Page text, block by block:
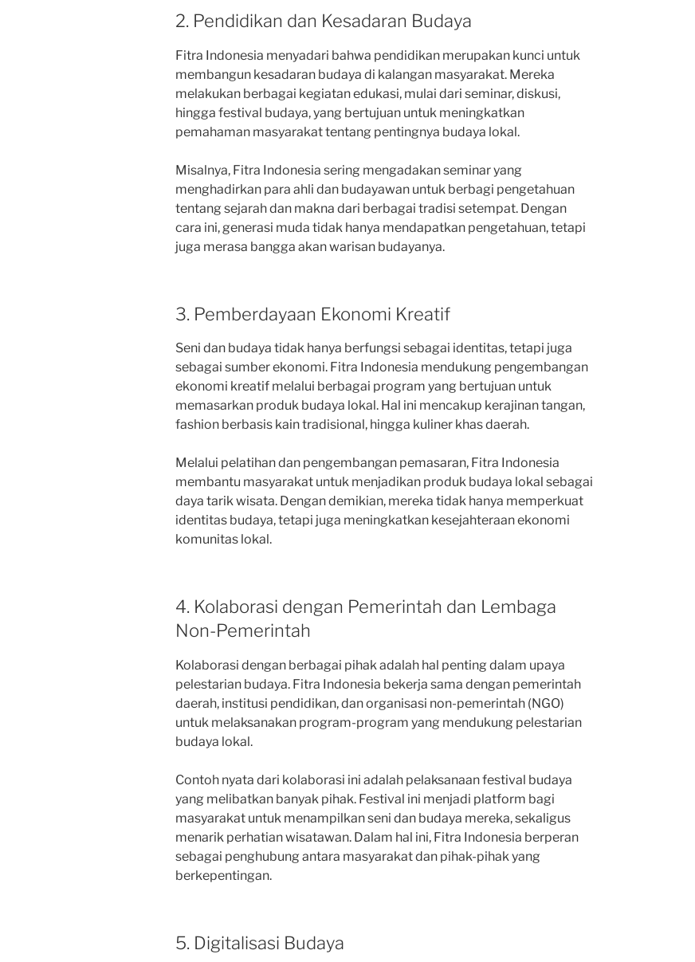
2. Pendidikan dan Kesadaran Budaya
Fitra Indonesia menyadari bahwa pendidikan merupakan kunci untuk
membangun kesadaran budaya di kalangan masyarakat. Mereka
melakukan berbagai kegiatan edukasi, mulai dari seminar, diskusi,
hingga festival budaya, yang bertujuan untuk meningkatkan
pemahaman masyarakat tentang pentingnya budaya lokal.
Misalnya, Fitra Indonesia sering mengadakan seminar yang
menghadirkan para ahli dan budayawan untuk berbagi pengetahuan
tentang sejarah dan makna dari berbagai tradisi setempat. Dengan
cara ini, generasi muda tidak hanya mendapatkan pengetahuan, tetapi
juga merasa bangga akan warisan budayanya.
3. Pemberdayaan Ekonomi Kreatif
Seni dan budaya tidak hanya berfungsi sebagai identitas, tetapi juga
sebagai sumber ekonomi. Fitra Indonesia mendukung pengembangan
ekonomi kreatif melalui berbagai program yang bertujuan untuk
memasarkan produk budaya lokal. Hal ini mencakup kerajinan tangan,
fashion berbasis kain tradisional, hingga kuliner khas daerah.
Melalui pelatihan dan pengembangan pemasaran, Fitra Indonesia
membantu masyarakat untuk menjadikan produk budaya lokal sebagai
daya tarik wisata. Dengan demikian, mereka tidak hanya memperkuat
identitas budaya, tetapi juga meningkatkan kesejahteraan ekonomi
komunitas lokal.
4. Kolaborasi dengan Pemerintah dan Lembaga
Non-Pemerintah
Kolaborasi dengan berbagai pihak adalah hal penting dalam upaya
pelestarian budaya. Fitra Indonesia bekerja sama dengan pemerintah
daerah, institusi pendidikan, dan organisasi non-pemerintah (NGO)
untuk melaksanakan program-program yang mendukung pelestarian
budaya lokal.
Contoh nyata dari kolaborasi ini adalah pelaksanaan festival budaya
yang melibatkan banyak pihak. Festival ini menjadi platform bagi
masyarakat untuk menampilkan seni dan budaya mereka, sekaligus
menarik perhatian wisatawan. Dalam hal ini, Fitra Indonesia berperan
sebagai penghubung antara masyarakat dan pihak-pihak yang
berkepentingan.
5. Digitalisasi Budaya